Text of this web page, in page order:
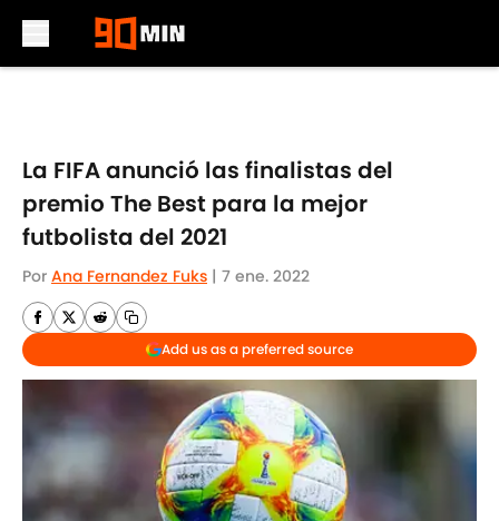
La FIFA anunció las finalistas del
premio The Best para la mejor
futbolista del 2021
Por Ana Fernandez Fuks | 7 ene. 2022
Add us as a preferred source